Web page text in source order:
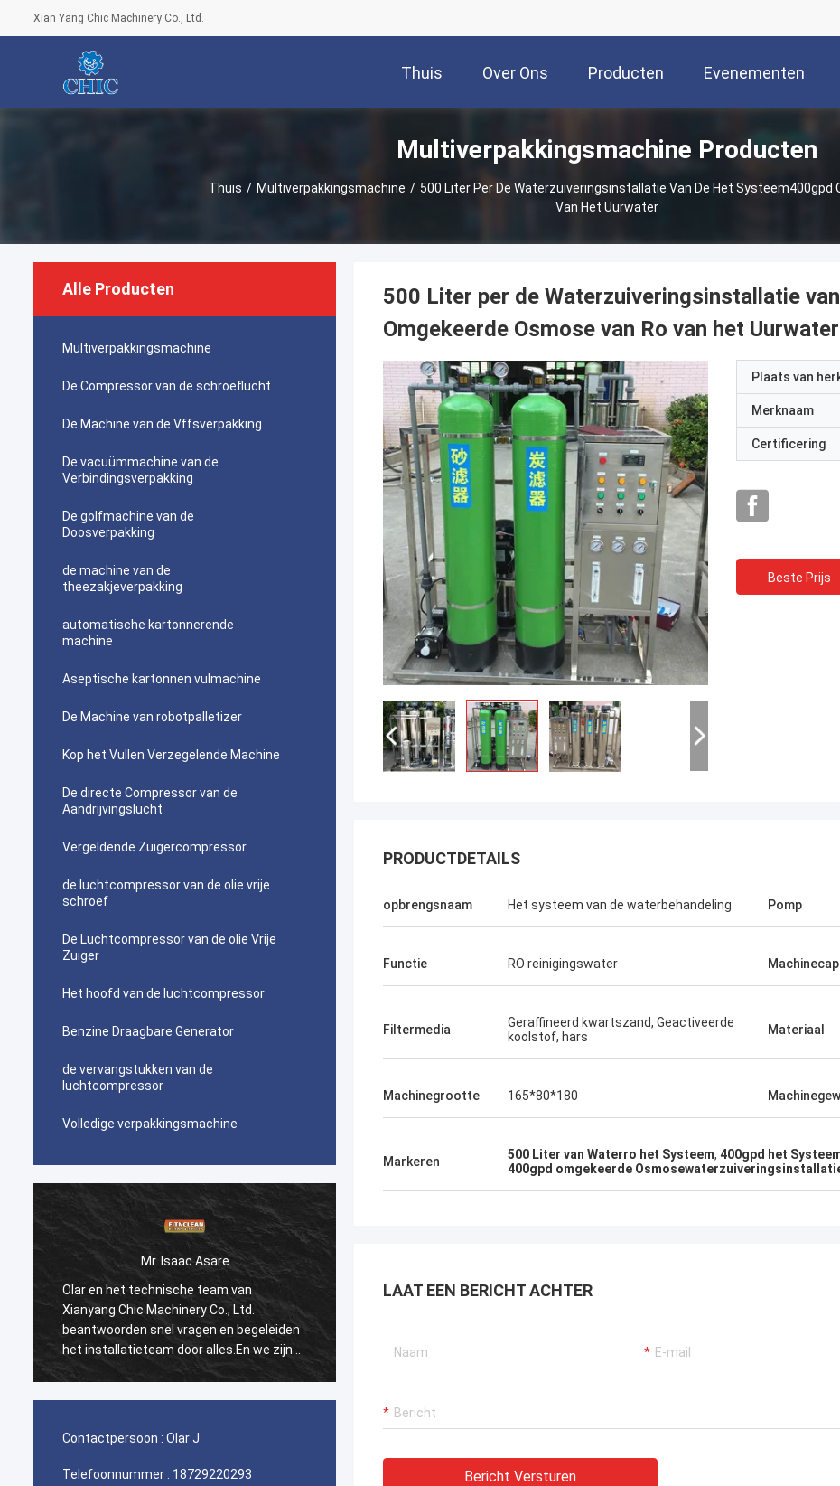
Xian Yang Chic Machinery Co., Ltd.
Thuis Over Ons Producten Evenementen
Multiverpakkingsmachine Producten
Thuis / Multiverpakkingsmachine / 500 Liter Per De Waterzuiveringsinstallatie Van De Het Systeem400gpd
Van Het Uurwater
Alle Producten
Multiverpakkingsmachine
De Compressor van de schroeflucht
De Machine van de Vffsverpakking
De vacuümmachine van de
Verbindingsverpakking
De golfmachine van de
Doosverpakking
de machine van de
theezakjeverpakking
automatische kartonnerende
machine
Aseptische kartonnen vulmachine
De Machine van robotpalletizer
Kop het Vullen Verzegelende Machine
De directe Compressor van de
Aandrijvingslucht
Vergeldende Zuigercompressor
de luchtcompressor van de olie vrije
schroef
De Luchtcompressor van de olie Vrije
Zuiger
Het hoofd van de luchtcompressor
Benzine Draagbare Generator
de vervangstukken van de
luchtcompressor
Volledige verpakkingsmachine
Mr. Isaac Asare
Olar en het technische team van
Xianyang Chic Machinery Co., Ltd.
beantwoorden snel vragen en begeleiden
het installatieteam door alles.En we zijn
blij met deze aankoop..
Olar en het technische team van
het installatieteam door alles.En we zijn
blij met deze aankoop..
Contactpersoon : Olar J
Telefoonnummer : 18729220293
500 Liter per de Waterzuiveringsinstallatie
Omgekeerde Osmose van Ro van het Uurwater
Plaats van
Merknaam
Certificering
Beste Prijs
PRODUCTDETAILS
opbrengsnaam Het systeem van de waterbehandeling Pomp
Functie RO reinigingswater
Filtermedia
Geraffineerd kwartszand, Geactiveerde
koolstof, hars
Materiaal
Machinegrootte 165*80*180
Markeren 500 Liter van Waterro het Systeem, 400gpd het
400gpd omgekeerde
LAAT EEN BERICHT ACHTER
Bericht Versturen